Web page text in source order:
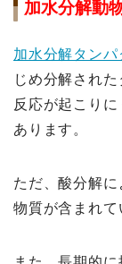
加水分解動
加水分解タンパ
じめ分解され
反応が起こり
あります。
ただ、酸分解
物質が含まれて